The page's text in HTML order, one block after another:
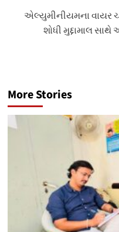
એલ્યુમીનીયમના વાયર
શોધી મુદ્દામાલ
More Stories